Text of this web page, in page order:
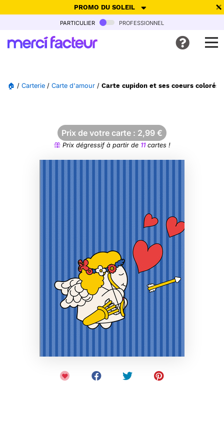
PROMO DU SOLEIL
-30% de réduction avec le code SUMMER26pour envoyer des
Ne plus afficher
particulier professionnel
🏠 / Carterie / Carte d'amour / Carte cupidon et ses coeurs colorés
Prix de votre carte : 2,99 €
Prix dégressif à partir de 11cartes !